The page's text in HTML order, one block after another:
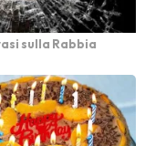
sulla Rabbia